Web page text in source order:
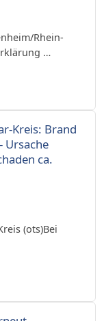
Rhein-
…
Kreis: Brand
Ursache
ca.
(ots)Bei